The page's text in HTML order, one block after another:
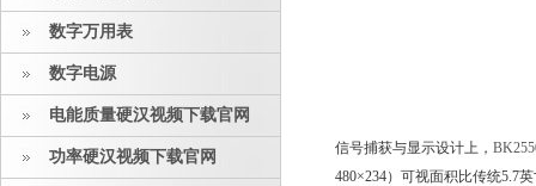
数字万用表
数字电源
电能质量硬汉视频下载官网
功率硬汉视频下载官网 信号捕获与显示设计上，
480×234）可视面积比传统5.7英